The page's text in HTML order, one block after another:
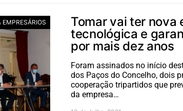
EMPRESÁRIOS
Tomar vai ter nova
tecnológica e
por mais dez anos
Foram assinados no início
dos Paços do Concelho, dois
cooperação tripartidos que
da empresa…